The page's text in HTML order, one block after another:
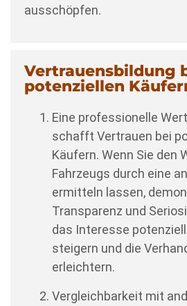
ausschöpfen.
Vertrauensbildung
potenziellen
Eine professionelle
schafft Vertrauen bei
Käufern. Wenn Sie den
Fahrzeugs durch eine
ermitteln lassen,
Transparenz und
das Interesse
steigern und die
erleichtern.
Vergleichbarkeit mit